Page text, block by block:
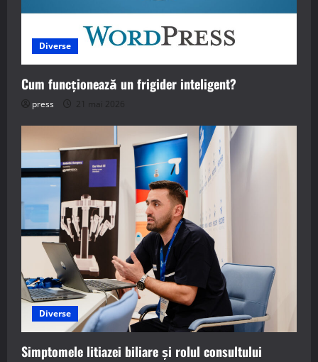
Diverse
Cum funcționează un frigider inteligent?
press 21 mai 2026
Diverse
Simptomele litiazei biliare și rolul consultului